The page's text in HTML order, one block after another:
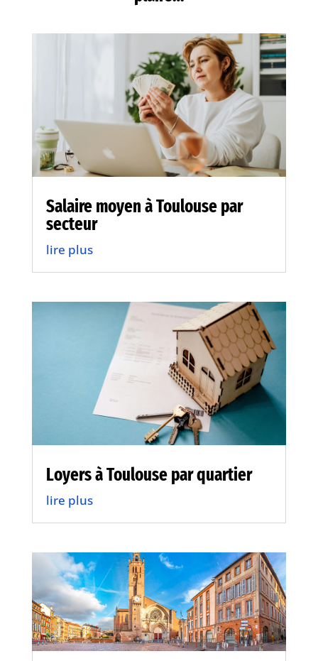
Salaire moyen à Toulouse par
secteur
lire plus
Loyers à Toulouse par quartier
lire plus